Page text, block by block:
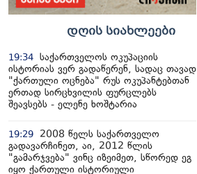
დღის სიახლეები
19:34 საქართველოს ოკუპაციის
ისტორიას ვერ გადაწერენ, სადაც თავად
"ქართული ოცნება" რუს ოკუპანტებთან
ერთად სირცხვილის ფურცლებს
შეავსებს - ელენე ხოშტარია
19:29
2008 წელს საქართველო
გადავარჩინეთ, აი, 2012 წლის
"გამარჯვება" ვინც იზეიმეთ, სწორედ ეგ
იყო ქართული ისტორიული